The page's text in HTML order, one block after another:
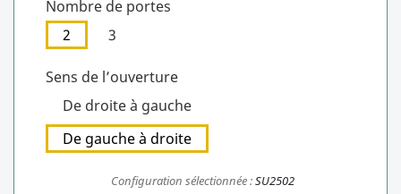
Nombre de portes
2
3
Sens de l’ouverture
De droite à gauche
De gauche à droite
Configuration sélectionnée :SU2502